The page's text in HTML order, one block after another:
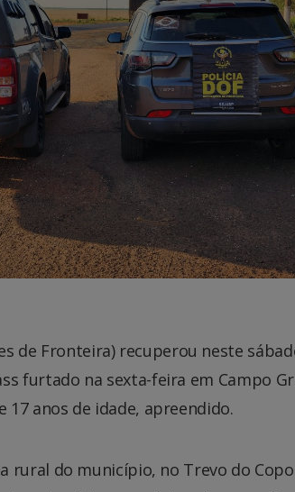
de Fronteira) recuperou neste
furtado na sexta-feira em Campo
17 anos de idade, apreendido.
rural do município, no Trevo do